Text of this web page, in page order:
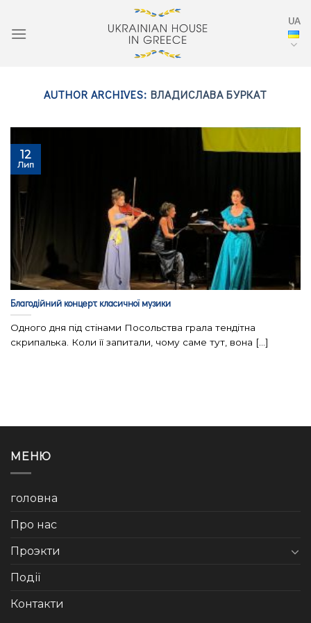
content
UA
AUTHOR ARCHIVES: ВЛАДИСЛАВА БУРКАТ
Благодійний концерт класичної музики
Одного дня під стінами Посольства грала тендітна
скрипалька. Коли її запитали, чому саме тут, вона [...]
12
Лип
МЕНЮ
головна
Про нас
Проэкти
Події
Контакти